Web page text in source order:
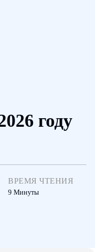
году
ВРЕМЯ ЧТЕНИЯ
9 Минуты